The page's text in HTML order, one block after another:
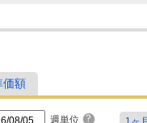
価額
週単位